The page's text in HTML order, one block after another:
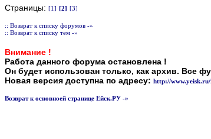
Страницы: [1] [2] [3]
:: Возврат к списку форумов -»
:: Возврат к списку тем -»
Внимание !
Работа данного форума остановлена !
Он будет использован только, как архив. Все
Новая версия доступна по адресу: http://
Возврат к основноей странице Ейск.РУ -»